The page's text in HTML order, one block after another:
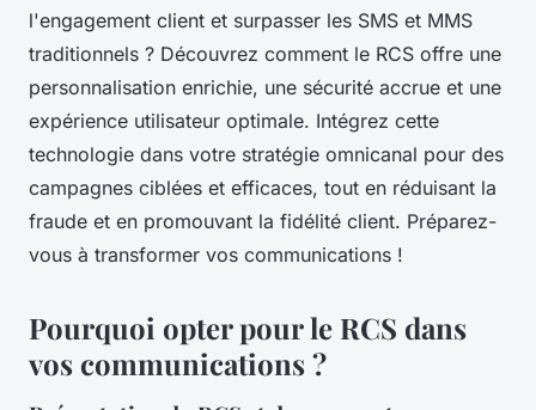
l'engagement client et surpasser les SMS et MMS
traditionnels ? Découvrez comment le RCS offre une
personnalisation enrichie, une sécurité accrue et une
expérience utilisateur optimale. Intégrez cette
technologie dans votre stratégie omnicanal pour des
campagnes ciblées et efficaces, tout en réduisant la
fraude et en promouvant la fidélité client. Préparez-
vous à transformer vos communications !
Pourquoi opter pour le RCS dans
vos communications ?